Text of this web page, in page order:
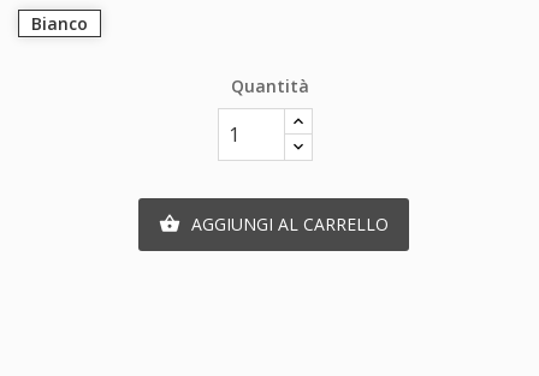
Bianco
Quantità
 AGGIUNGI AL CARRELLO